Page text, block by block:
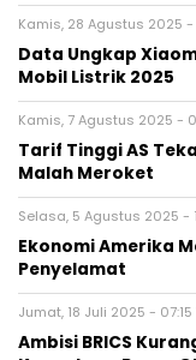
Kamis, 28 Agustus 2025 -
Data Ungkap
Mobil Listrik 2025
Kamis, 7 Agustus 2025 -
Tarif Tinggi AS
Malah Meroket
Selasa, 5 Agustus 2025 -
Ekonomi Amerika
Penyelamat
Jumat, 18 Juli 2025 - 07:15
Ambisi BRICS